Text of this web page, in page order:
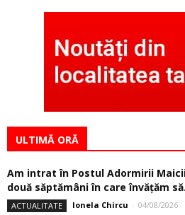
ULTIMĂ ORĂ
Am intrat în Postul Adormirii
două săptămâni în care învăţăm
ACTUALITATE Ionela Chircu - 04/08/2026